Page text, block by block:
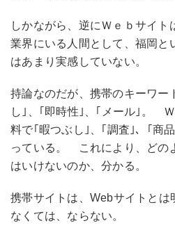
しかながら、逆にＷｅｂサイ
業界にいる人間として、福岡と
はあまり実感していない。
持論なのだが、携帯のキーワー
し｣、｢即時性｣、｢メール｣。
料で｢暇つぶし｣、｢調査｣、｢商
っている。 これにより、どの
はいけないのか、分かる。
携帯サイトは、Webサイトとは
なくては、ならない。